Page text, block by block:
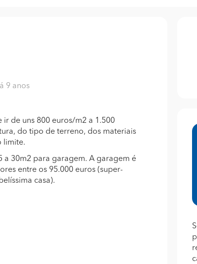
9 anos
de uns 800 euros/m2 a 1.500
do tipo de terreno, dos materiais
limite.
a 30m2 para garagem. A garagem é
entre os 95.000 euros (super-
casa).